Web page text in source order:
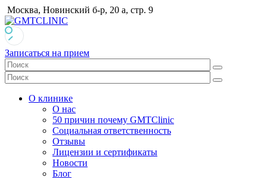
Москва, Новинский б-р, 20 а, стр. 9
Записаться на прием
О клинике
О нас
50 причин почему GMTClinic
Социальная ответственность
Отзывы
Лицензии и сертификаты
Новости
Блог